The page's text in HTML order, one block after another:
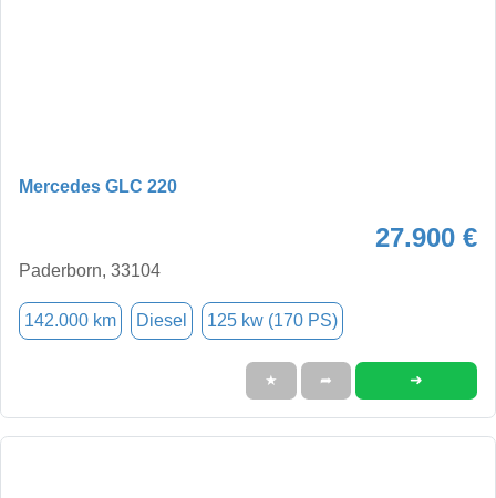
Mercedes GLC 220
27.900 €
Paderborn, 33104
142.000 km Diesel 125 kw (170 PS)
★ ➦ ➜